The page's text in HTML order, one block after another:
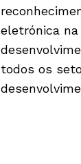
eletrónica
todos os